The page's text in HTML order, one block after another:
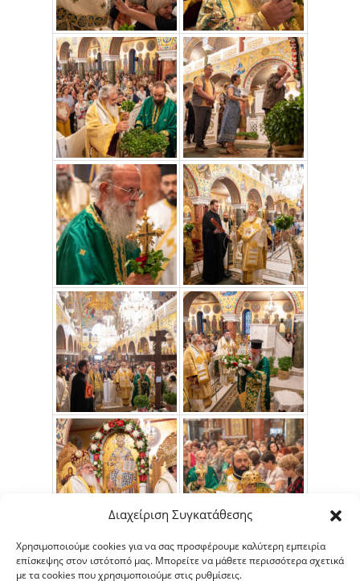
Διαχείριση Συγκατάθεσης
Χρησιμοποιούμε cookies για να σας προσφέρουμε καλύτερη εμπειρία
επίσκεψης στον ιστότοπό μας. Μπορείτε να μάθετε περισσότερα σχετικά
με τα cookies που χρησιμοποιούμε στις ρυθμίσεις.